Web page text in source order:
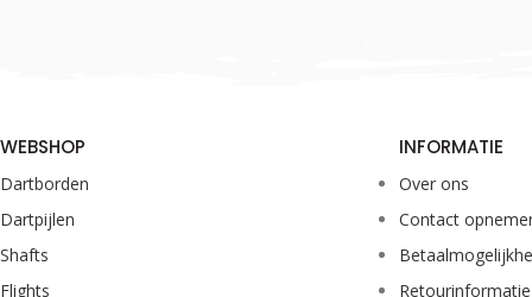
WEBSHOP
Dartborden
Dartpijlen
Shafts
Flights
INFORMATIE
Over ons
Contact
Retourinformatie